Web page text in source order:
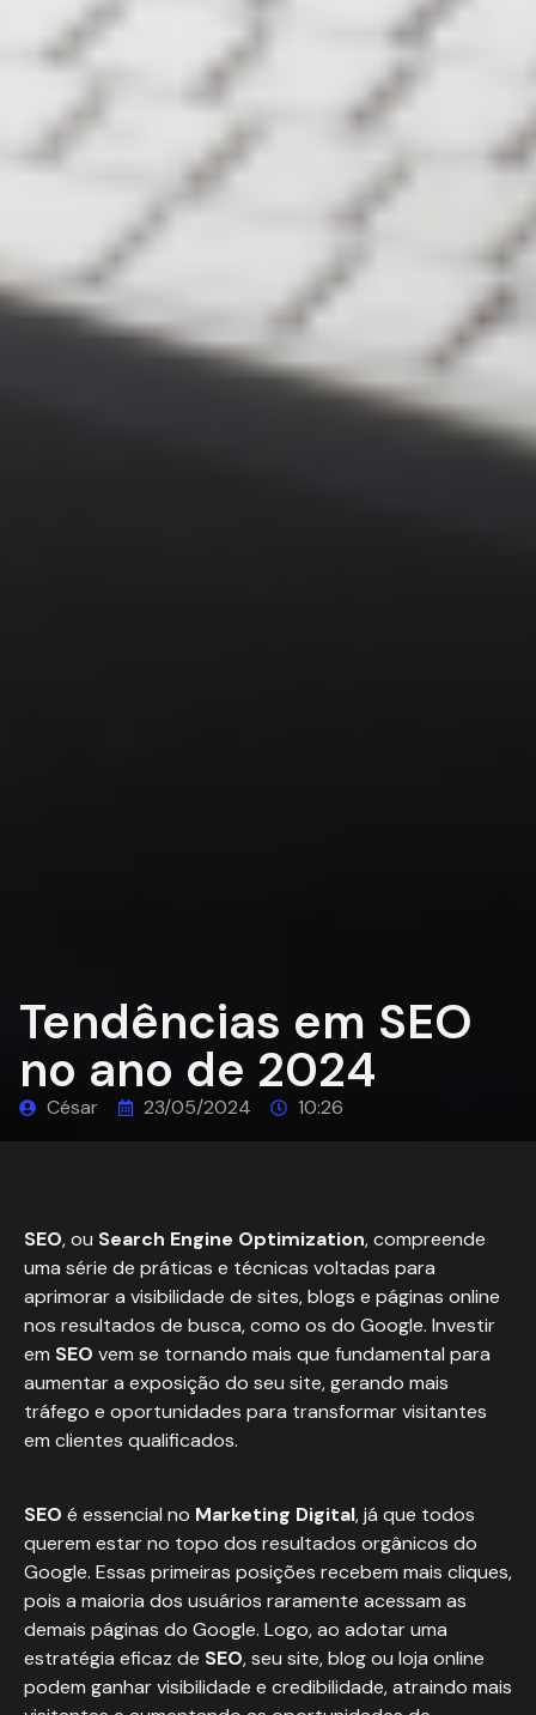
Tendências em SEO
no ano de 2024
César 23/05/2024 10:26
SEO, ou Search Engine Optimization, compreende
uma série de práticas e técnicas voltadas para
aprimorar a visibilidade de sites, blogs e páginas online
nos resultados de busca, como os do Google. Investir
em SEO vem se tornando mais que fundamental para
aumentar a exposição do seu site, gerando mais
tráfego e oportunidades para transformar visitantes
em clientes qualificados.
SEO é essencial no Marketing Digital, já que todos
querem estar no topo dos resultados orgânicos do
Google. Essas primeiras posições recebem mais cliques,
pois a maioria dos usuários raramente acessam as
demais páginas do Google. Logo, ao adotar uma
estratégia eficaz de SEO, seu site, blog ou loja online
podem ganhar visibilidade e credibilidade, atraindo mais